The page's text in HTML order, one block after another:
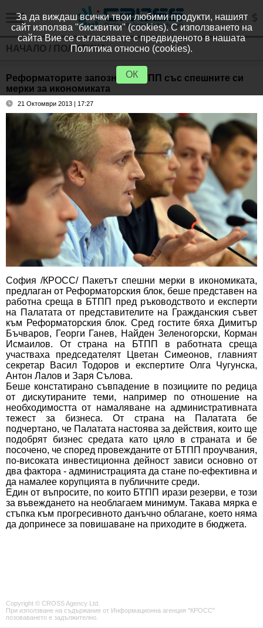
НАЧАЛО / ПОЛИТИКА
Реформаторите запознаха БТПП със спешните си
мерки за икономиката
21 Октомври 2013 | 17:27
София /КРОСС/ Пакетът спешни мерки в икономиката,
предлаган от Реформаторския блок, беше представен на
работна среща в БТПП пред ръководството и експерти
на Палатата от представителите на Гражданския съвет
към Реформаторския блок. Сред гостите бяха Димитър
Бъчваров, Георги Ганев, Найден Зеленогорски, Корман
Исмаилов. От страна на БТПП в работната среща
участваха председателят Цветан Симеонов, главният
секретар Васил Тодоров и експертите Олга Чугунска,
Антон Лалов и Заря Сълова.
Беше констатирано съвпадение в позициите по редица
от дискутираните теми, например по отношение на
необходимостта от намаляване на административната
тежест за бизнеса. От страна на Палатата бе
подчертано, че Палатата настоява за действия, които ще
подобрят бизнес средата като цяло в страната и бе
посочено, че според провежданите от БТПП проучвания,
по-високата инвестиционна дейност зависи основно от
два фактора - администрацията да стане по-ефективна и
да намалее корупцията в публичните среди.
Един от въпросите, по които БТПП ирази резерви, е този
за въвеждането на необлагаем минимум. Такава мярка е
стъпка към прогресивното данъчно облагане, което няма
да допринесе за повишаване на приходите в бюджета.
Copyright © CROSS Agency Ltd.
При използване на съдържание от Информационна агенция "КРОСС"
позоваването е задължително.
За да виждаш всички твои любими продукти, нашият
сайт използва "бисквитки" (cookies). С използването на
сайта Вие се съгласявате с предвиденото в нашата
Политика относно (cookies).
ОК